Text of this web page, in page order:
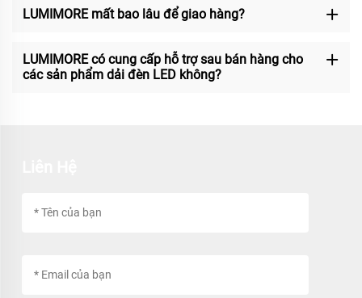
LUMIMORE mất bao lâu để giao hàng?
LUMIMORE có cung cấp hỗ trợ sau bán hàng cho
các sản phẩm dải đèn LED không?